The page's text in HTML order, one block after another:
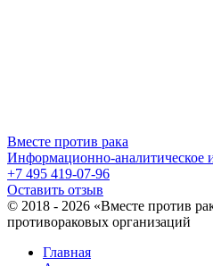
Вместе против рака
Информационно-аналитическое
+7 495 419-07-96
Оставить отзыв
© 2018 - 2026 «Вместе против
противораковых организаций
Главная